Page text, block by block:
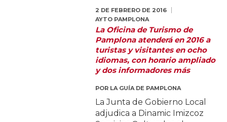
2 DE FEBRERO DE 2016
AYTO PAMPLONA
La Oficina de Turismo de
Pamplona atenderá en 2016 a
turistas y visitantes en ocho
idiomas, con horario ampliado
y dos informadores más
POR LA GUÍA DE PAMPLONA
La Junta de Gobierno Local
adjudica a Dinamic Imizcoz